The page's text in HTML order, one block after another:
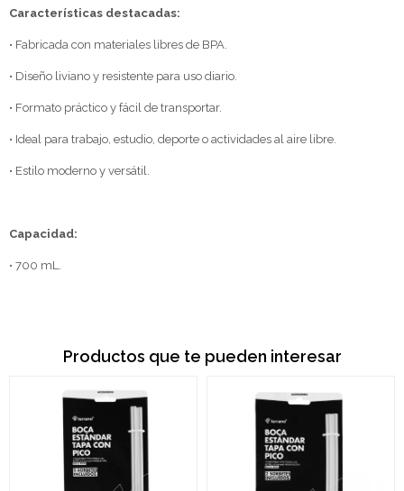
Características destacadas:
• Fabricada con materiales libres de BPA.
• Diseño liviano y resistente para uso diario.
• Formato práctico y fácil de transportar.
• Ideal para trabajo, estudio, deporte o actividades al aire libre.
• Estilo moderno y versátil.
Capacidad:
• 700 mL.
Productos que te pueden interesar